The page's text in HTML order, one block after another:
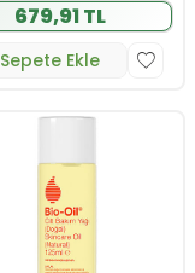
679,91 TL
Sepete Ekle